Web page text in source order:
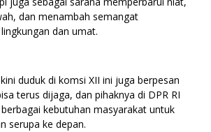
dan menambah semangat
dan umat.
duduk di komsi XII ini juga berpesan
terus dijaga, dan pihaknya di DPR RI
kebutuhan masyarakat untuk
serupa ke depan.